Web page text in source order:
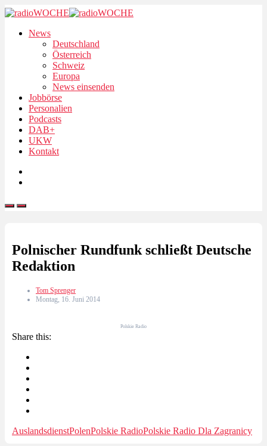
News
Deutschland
Österreich
Schweiz
Europa
News einsenden
Jobbörse
Personalien
Podcasts
DAB+
UKW
Kontakt
Polnischer Rundfunk schließt Deutsche
Redaktion
Tom Sprenger
Montag, 16. Juni 2014
Polskie Radio
Share this:
AuslandsdienstPolenPolskie RadioPolskie Radio Dla Zagranicy